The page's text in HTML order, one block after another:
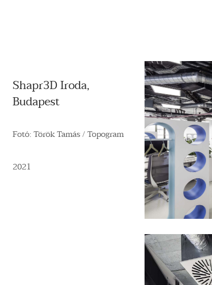
Shapr3D Iroda,
Budapest
Fotó: Török Tamás / Topogram
2021